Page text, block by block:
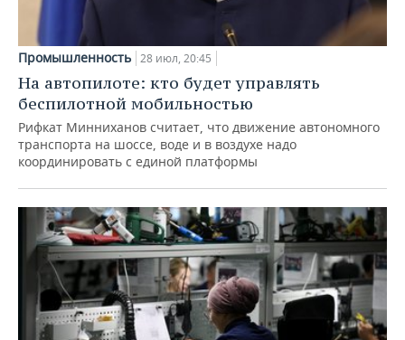
Промышленность 28 июл, 20:45
На автопилоте: кто будет управлять
беспилотной мобильностью
Рифкат Минниханов считает, что движение автономного
транспорта на шоссе, воде и в воздухе надо
координировать с единой платформы